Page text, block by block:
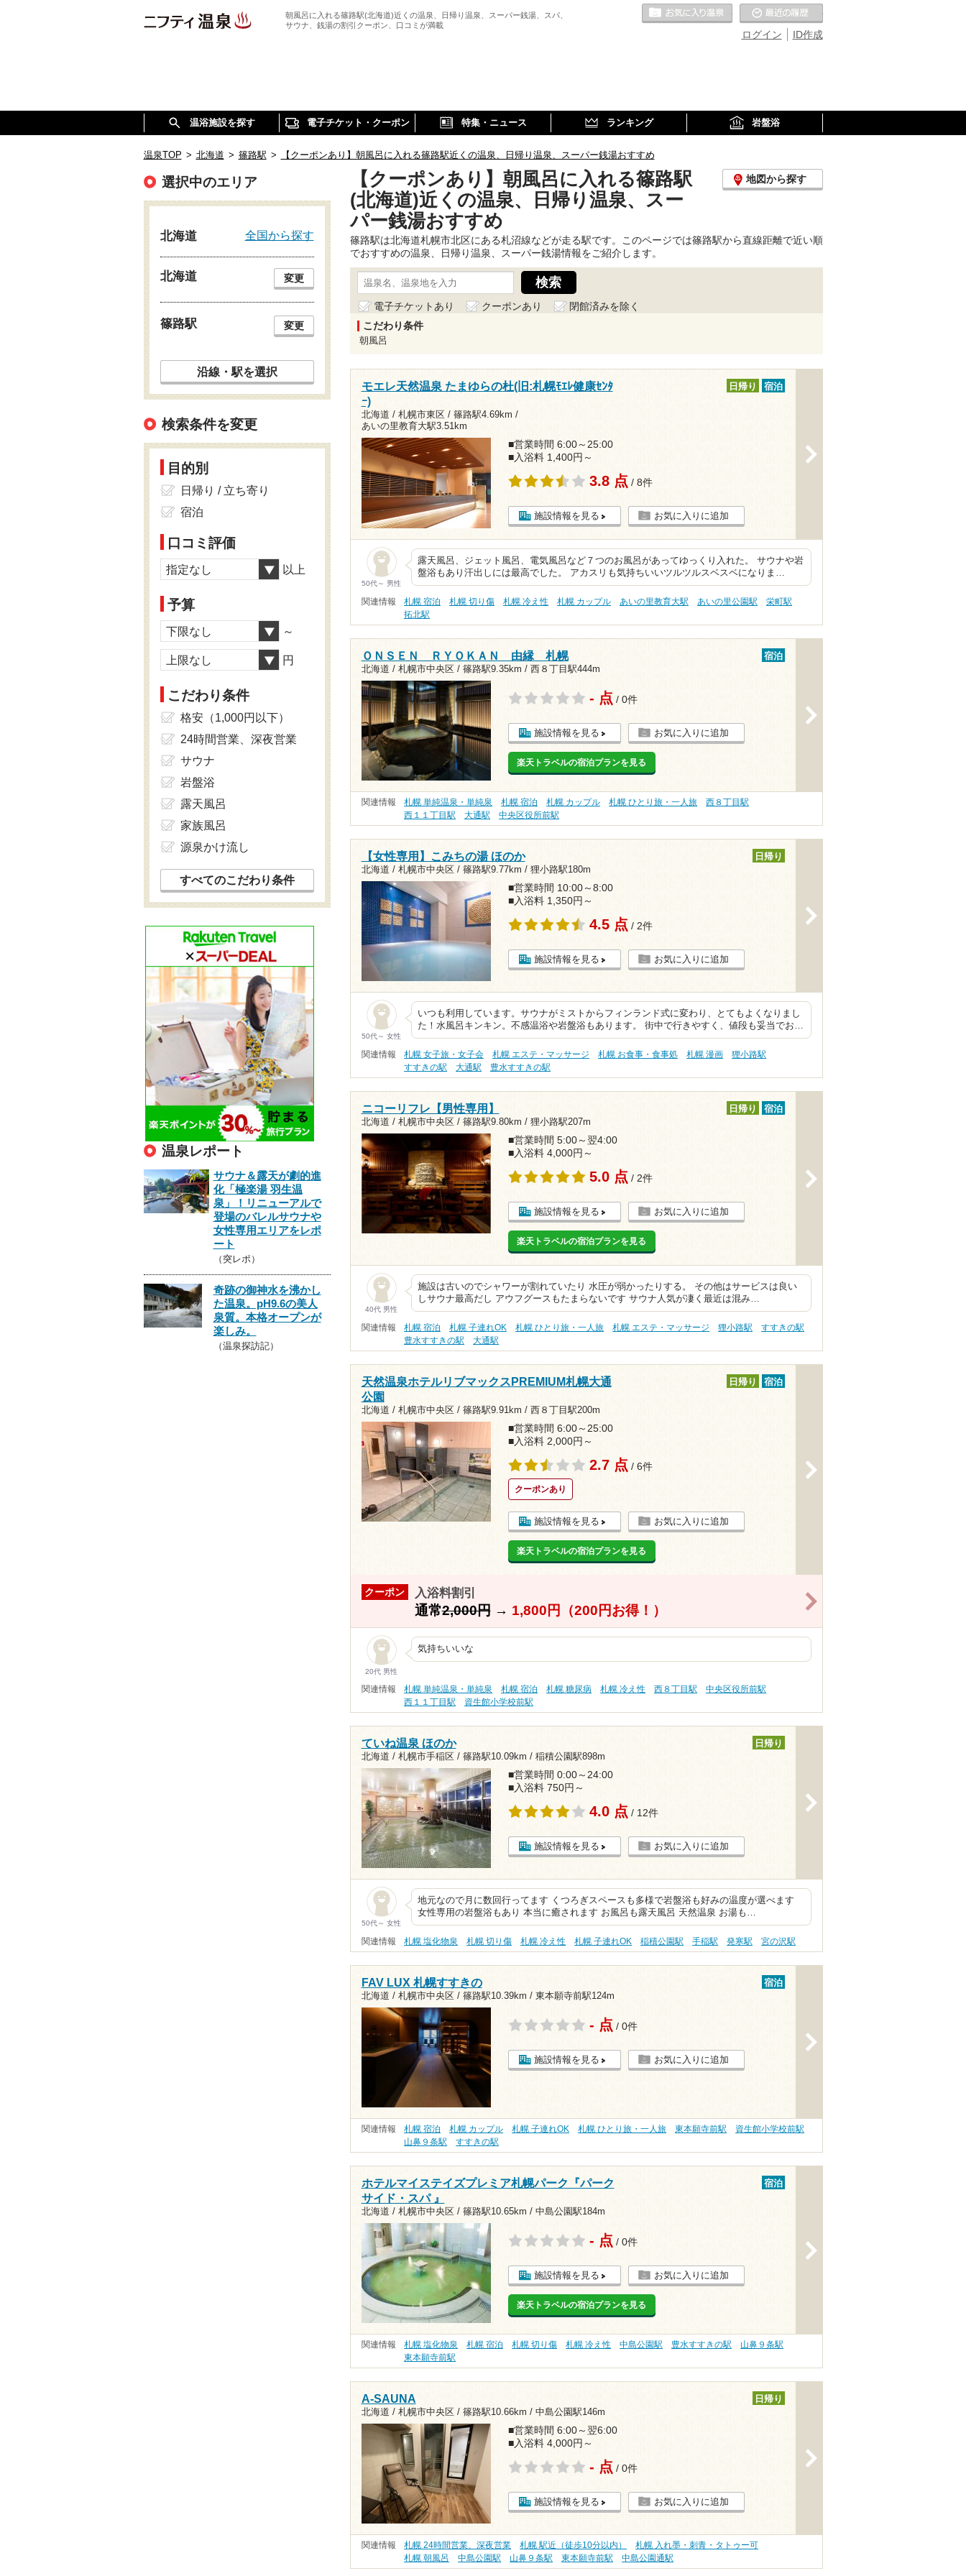
朝風呂に入れる篠路駅(北海道)近くの温泉、日帰り温泉、スーパー銭湯、スパ、
サウナ、銭湯の割引クーポン、口コミが満載
ID作成
ログイン
お気に入りの温泉
温浴施設を探す 電子チケット・クーポン 特集・ニュース ランキング 岩盤浴
温泉TOP > 北海道 > 篠路駅 > 【クーポンあり】朝風呂に入れる篠路駅近くの温泉、日帰り温泉、スーパー銭湯おすすめ
【クーポンあり】朝風呂に入れる篠路駅
(北海道)近くの温泉、日帰り温泉、スー
パー銭湯おすすめ
地図から探す
篠路駅は北海道札幌市北区にある札沼線などが走る駅です。このページでは篠路駅から直線距離で近い順
でおすすめの温泉、日帰り温泉、スーパー銭湯情報をご紹介します。
電子チケットあり クーポンあり
閉館済みを除く
こだわり条件
朝風呂
モエレ天然温泉 たまゆらの杜(旧:札幌ﾓｴﾚ健康ｾﾝﾀ
ｰ)
北海道 / 札幌市東区 / 篠路駅4.69km /
あいの里教育大駅3.51km
日帰り 宿泊
■営業時間 6:00～25:00
■入浴料 1,400円～
3.8 点 / 8件
施設情報を見る お気に入りに追加
50代～ 男性
露天風呂、ジェット風呂、電気風呂など７つのお風呂があってゆっくり入れた。 サウナや岩
盤浴もあり汗出しには最高でした。 アカスリも気持ちいいツルツルスベスベになりま…
関連情報 札幌 宿泊 札幌 切り傷 札幌 冷え性 札幌 カップル あいの里教育大駅 あいの里公園駅
栄町駅
拓北駅
ＯＮＳＥＮ ＲＹＯＫＡＮ 由縁 札幌
北海道 / 札幌市中央区 / 篠路駅9.35km / 西８丁目駅444m
宿泊
- 点 / 0件
施設情報を見る お気に入りに追加
楽天トラベルの宿泊プランを見る
関連情報 札幌 単純温泉・単純泉 札幌 宿泊 札幌 カップル 札幌 ひとり旅・一人旅
西８丁目駅
西１１丁目駅
大通駅 中央区役所前駅
【女性専用】こみちの湯 ほのか
北海道 / 札幌市中央区 / 篠路駅9.77km / 狸小路駅180m
日帰り
■営業時間 10:00～8:00
■入浴料 1,350円～
4.5 点 / 2件
施設情報を見る お気に入りに追加
50代～ 女性
いつも利用しています。サウナがミストからフィンランド式に変わり、とてもよくなりまし
た！水風呂キンキン。不感温浴や岩盤浴もあります。 街中で行きやすく、値段も妥当でお…
関連情報 札幌 女子旅・女子会 札幌 エステ・マッサージ 札幌 お食事・食事処 札幌 漫画
狸小路駅
すすきの駅
大通駅 豊水すすきの駅
ニコーリフレ【男性専用】
北海道 / 札幌市中央区 / 篠路駅9.80km / 狸小路駅207m
日帰り 宿泊
■営業時間 5:00～翌4:00
■入浴料 4,000円～
5.0 点 / 2件
施設情報を見る お気に入りに追加
楽天トラベルの宿泊プランを見る
40代 男性
施設は古いのでシャワーが割れていたり 水圧が弱かったりする。 その他はサービスは良い
しサウナ最高だし アウフグースもたまらないです サウナ人気が凄く最近は混み…
関連情報 札幌 宿泊 札幌 子連れOK 札幌 ひとり旅・一人旅 札幌 エステ・マッサージ 狸小路駅
すすきの駅
豊水すすきの駅
大通駅
天然温泉ホテルリブマックスPREMIUM札幌大通
公園
北海道 / 札幌市中央区 / 篠路駅9.91km / 西８丁目駅200m
日帰り 宿泊
■営業時間 6:00～25:00
■入浴料 2,000円～
2.7 点 / 6件
クーポンあり
施設情報を見る お気に入りに追加
楽天トラベルの宿泊プランを見る
クーポン 入浴料割引
通常2,000円→ 1,800円（200円お得！）
20代 男性
気持ちいいな
関連情報 札幌 単純温泉・単純泉 札幌 宿泊 札幌 糖尿病 札幌 冷え性 西８丁目駅
中央区役所前駅
西１１丁目駅
資生館小学校前駅
ていね温泉 ほのか
北海道 / 札幌市手稲区 / 篠路駅10.09km / 稲積公園駅898m
日帰り
■営業時間 0:00～24:00
■入浴料 750円～
4.0 点 / 12件
施設情報を見る お気に入りに追加
50代～ 女性
地元なので月に数回行ってます くつろぎスペースも多様で岩盤浴も好みの温度が選べます
女性専用の岩盤浴もあり 本当に癒されます お風呂も露天風呂 天然温泉 お湯も…
関連情報 札幌 塩化物泉 札幌 切り傷 札幌 冷え性 札幌 子連れOK 稲積公園駅 手稲駅 発寒駅 宮の沢駅
FAV LUX 札幌すすきの
北海道 / 札幌市中央区 / 篠路駅10.39km / 東本願寺前駅124m
宿泊
- 点 / 0件
施設情報を見る お気に入りに追加
関連情報 札幌 宿泊 札幌 カップル 札幌 子連れOK 札幌 ひとり旅・一人旅 東本願寺前駅
資生館小学校前駅
山鼻９条駅
すすきの駅
ホテルマイステイズプレミア札幌パーク『パーク
サイド・スパ 』
北海道 / 札幌市中央区 / 篠路駅10.65km / 中島公園駅184m
宿泊
- 点 / 0件
施設情報を見る お気に入りに追加
楽天トラベルの宿泊プランを見る
関連情報 札幌 塩化物泉 札幌 宿泊 札幌 切り傷 札幌 冷え性 中島公園駅 豊水すすきの駅
山鼻９条駅
東本願寺前駅
A-SAUNA
北海道 / 札幌市中央区 / 篠路駅10.66km / 中島公園駅146m
日帰り
■営業時間 6:00～翌6:00
■入浴料 4,000円～
- 点 / 0件
施設情報を見る お気に入りに追加
関連情報 札幌 24時間営業、深夜営業 札幌 駅近（徒歩10分以内）
札幌 入れ墨・刺青・タトゥー可
札幌 朝風呂
中島公園駅 山鼻９条駅 東本願寺前駅 中島公園通駅
選択中のエリア
北海道 全国から探す
北海道 変更
篠路駅 変更
沿線・駅を選択
検索条件を変更
目的別
日帰り / 立ち寄り
宿泊
口コミ評価
指定なし 以上
予算
下限なし ～
上限なし 円
こだわり条件
格安（1,000円以下）
24時間営業、深夜営業
サウナ
岩盤浴
露天風呂
家族風呂
源泉かけ流し
すべてのこだわり条件
温泉レポート
サウナ＆露天が劇的進
化「極楽湯 羽生温
泉」！リニューアルで
登場のバレルサウナや
女性専用エリアをレポ
ート
（突レポ）
奇跡の御神水を沸かし
た温泉。pH9.6の美人
泉質。本格オープンが
楽しみ。
（温泉探訪記）